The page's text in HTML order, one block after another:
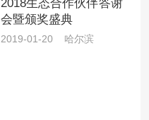
2018生态合作伙伴答谢
会暨颁奖盛典
2019-01-20 哈尔滨